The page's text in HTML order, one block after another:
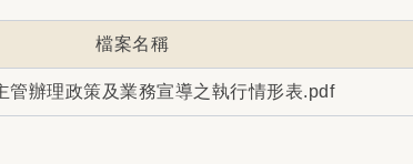
檔案名稱
管辦理政策及業務宣導之執行情形表.pdf